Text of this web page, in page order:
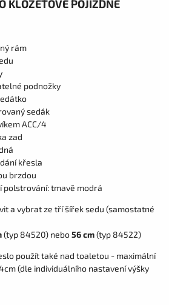
KLOZETOVÉ POJÍZDNÉ
rám
podnožky
sedák
ACC/4
zad
křesla
brzdou
polstrování: tmavě modrá
a vybrat ze tří šířek sedu (samostatné
(typ 84520) nebo56 cm(typ 84522)
použít také nad toaletou - maximální
(dle individuálního nastavení výšky